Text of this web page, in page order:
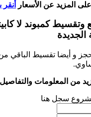
المزيد عن الأسعار
كمبوند لا
الجديدة
من المعلومات والتفاصيل
سجل هنا